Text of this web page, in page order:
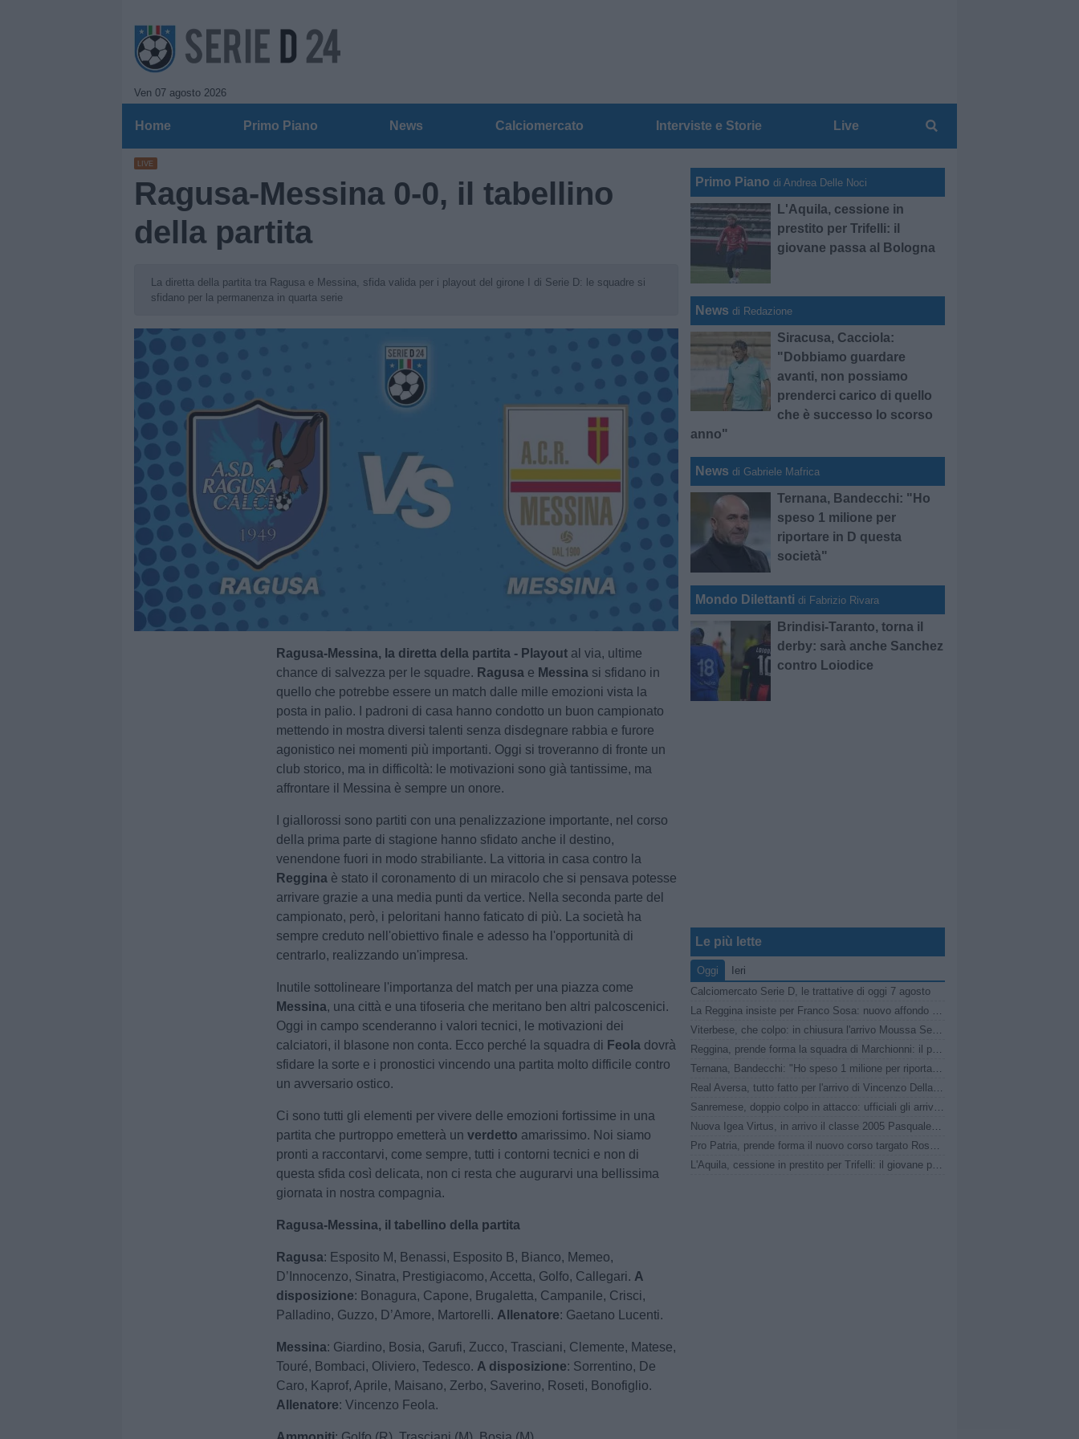
Ven 07 agosto 2026
Home Primo Piano News Calciomercato Interviste e Storie Live
LIVE
Ragusa-Messina 0-0, il tabellino
della partita
La diretta della partita tra Ragusa e Messina, sfida valida per i playout del girone I di Serie D: le squadre si
sfidano per la permanenza in quarta serie
Ragusa-Messina, la diretta della partita - Playout al via, ultime
chance di salvezza per le squadre. Ragusa e Messina si sfidano in
quello che potrebbe essere un match dalle mille emozioni vista la
posta in palio. I padroni di casa hanno condotto un buon campionato
mettendo in mostra diversi talenti senza disdegnare rabbia e furore
agonistico nei momenti più importanti. Oggi si troveranno di fronte un
club storico, ma in difficoltà: le motivazioni sono già tantissime, ma
affrontare il Messina è sempre un onore.
I giallorossi sono partiti con una penalizzazione importante, nel corso
della prima parte di stagione hanno sfidato anche il destino,
venendone fuori in modo strabiliante. La vittoria in casa contro la
Reggina è stato il coronamento di un miracolo che si pensava potesse
arrivare grazie a una media punti da vertice. Nella seconda parte del
campionato, però, i peloritani hanno faticato di più. La società ha
sempre creduto nell'obiettivo finale e adesso ha l'opportunità di
centrarlo, realizzando un'impresa.
Inutile sottolineare l'importanza del match per una piazza come
Messina, una città e una tifoseria che meritano ben altri palcoscenici.
Oggi in campo scenderanno i valori tecnici, le motivazioni dei
calciatori, il blasone non conta. Ecco perché la squadra di Feola dovrà
sfidare la sorte e i pronostici vincendo una partita molto difficile contro
un avversario ostico.
Ci sono tutti gli elementi per vivere delle emozioni fortissime in una
partita che purtroppo emetterà unverdetto amarissimo. Noi siamo
pronti a raccontarvi, come sempre, tutti i contorni tecnici e non di
questa sfida così delicata, non ci resta che augurarvi una bellissima
giornata in nostra compagnia.
Ragusa-Messina, il tabellino della partita
Ragusa: Esposito M, Benassi, Esposito B, Bianco, Memeo,
D’Innocenzo, Sinatra, Prestigiacomo, Accetta, Golfo, Callegari. A
disposizione: Bonagura, Capone, Brugaletta, Campanile, Crisci,
Palladino, Guzzo, D’Amore, Martorelli. Allenatore: Gaetano Lucenti.
Messina: Giardino, Bosia, Garufi, Zucco, Trasciani, Clemente, Matese,
Touré, Bombaci, Oliviero, Tedesco. A disposizione: Sorrentino, De
Caro, Kaprof, Aprile, Maisano, Zerbo, Saverino, Roseti, Bonofiglio.
Allenatore: Vincenzo Feola.
Primo Piano di Andrea Delle Noci
L'Aquila, cessione in
prestito per Trifelli: il
giovane passa al Bologna
News di Redazione
Siracusa, Cacciola:
"Dobbiamo guardare
avanti, non possiamo
prenderci carico di quello
che è successo lo scorso
anno"
News di Gabriele Mafrica
Ternana, Bandecchi: "Ho
speso 1 milione per
riportare in D questa
società"
Mondo Dilettanti di Fabrizio Rivara
Brindisi-Taranto, torna il
derby: sarà anche Sanchez
contro Loiodice
Le più lette
Oggi
Ieri
Calciomercato Serie D, le trattative di oggi 7 agosto
La Reggina insiste per Franco Sosa: nuovo affondo del club amaranto
Viterbese, che colpo: in chiusura l'arrivo Moussa Seck Ndoye dal Livorno
Reggina, prende forma la squadra di Marchionni: il punto sul mercato
Ternana, Bandecchi: "Ho speso 1 milione per riportare in D questa società"
Real Aversa, tutto fatto per l'arrivo di Vincenzo Della Pietra
Sanremese, doppio colpo in attacco: ufficiali gli arrivi di Ganz e Klimavičius
Nuova Igea Virtus, in arrivo il classe 2005 Pasquale Faccetti
Pro Patria, prende forma il nuovo corso targato Rosanna Zema: la conferenza stampa
L'Aquila, cessione in prestito per Trifelli: il giovane passa al Bologna